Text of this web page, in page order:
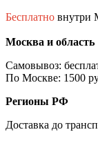
Бесплатно внутри
Москва и область
Самовывоз:
По Москве: 1500
Регионы РФ
Доставка до